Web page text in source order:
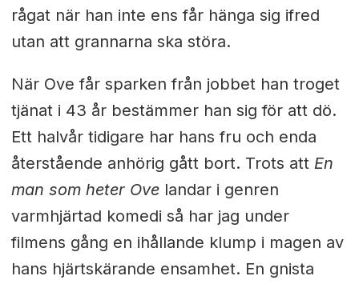
rågat när han inte ens får hänga sig ifred
utan att grannarna ska störa.
När Ove får sparken från jobbet han troget
tjänat i 43 år bestämmer han sig för att dö.
Ett halvår tidigare har hans fru och enda
återstående anhörig gått bort. Trots att En
man som heter Ove landar i genren
varmhjärtad komedi så har jag under
filmens gång en ihållande klump i magen av
hans hjärtskärande ensamhet. En gnista